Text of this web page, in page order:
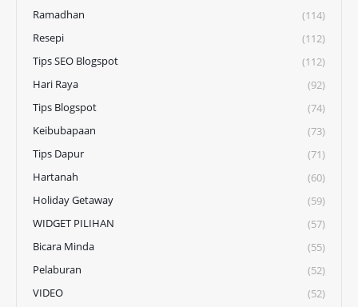
Ramadhan
(114)
Resepi
(112)
Tips SEO Blogspot
(112)
Hari Raya
(92)
Tips Blogspot
(74)
Keibubapaan
(73)
Tips Dapur
(71)
Hartanah
(60)
Holiday Getaway
(59)
WIDGET PILIHAN
(57)
Bicara Minda
(55)
Pelaburan
(52)
VIDEO
(52)